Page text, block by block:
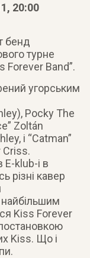
20:00
бенд
турне
Forever Band”.
угорським
Pocky The
Zoltán
і “Catman”
Criss.
klub-і в
різні кавер
Kiss Forever
Kiss. Що і